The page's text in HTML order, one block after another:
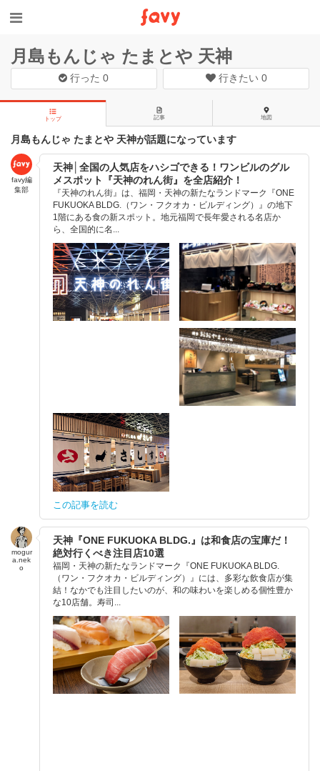
月島もんじゃ たまとや 天神
行った0 行きたい 0
トップ 記事 地図
月島もんじゃ たまとや 天神が話題になっています
favy編
集部
天神│全国の人気店をハシゴできる！ワンビルのグル
メスポット『天神のれん街』を全店紹介！
『天神のれん街』は、福岡・天神の新たなランドマーク『ONE
FUKUOKA BLDG.（ワン・フクオカ・ビルディング）』の地下
1階にある食の新スポット。地元福岡で長年愛される名店か
ら、全国的に名...
この記事を読む
mogur
a.nek
o
天神『ONE FUKUOKA BLDG.』は和食店の宝庫だ！
絶対行くべき注目店10選
福岡・天神の新たなランドマーク『ONE FUKUOKA BLDG.
（ワン・フクオカ・ビルディング）』には、多彩な飲食店が集
結！なかでも注目したいのが、和の味わいを楽しめる個性豊か
な10店舗。寿司...